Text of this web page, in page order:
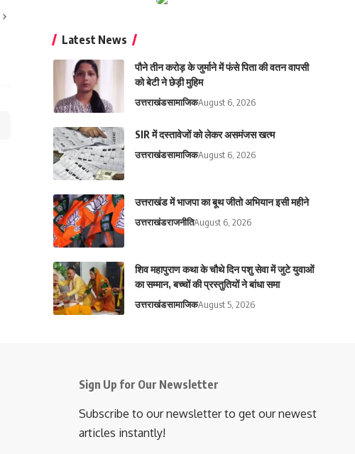
Latest News
पौने तीन करोड़ के जुर्माने में फंसे पिता की वतन वापसी
को बेटी ने छेड़ी मुहिम
उत्तराखंडसामाजिकAugust 6, 2026
SIR में दस्तावेजों को लेकर असमंजस खत्म
उत्तराखंडसामाजिकAugust 6, 2026
उत्तराखंड में भाजपा का बूथ जीतो अभियान इसी महीने
उत्तराखंडराजनीतिAugust 6, 2026
शिव महापुराण कथा के चौथे दिन पशु सेवा में जुटे युवाओं
का सम्मान, बच्चों की प्रस्तुतियों ने बांधा समा
उत्तराखंडसामाजिकAugust 5, 2026
Sign Up for Our Newsletter
Subscribe to our newsletter to get our newest
articles instantly!